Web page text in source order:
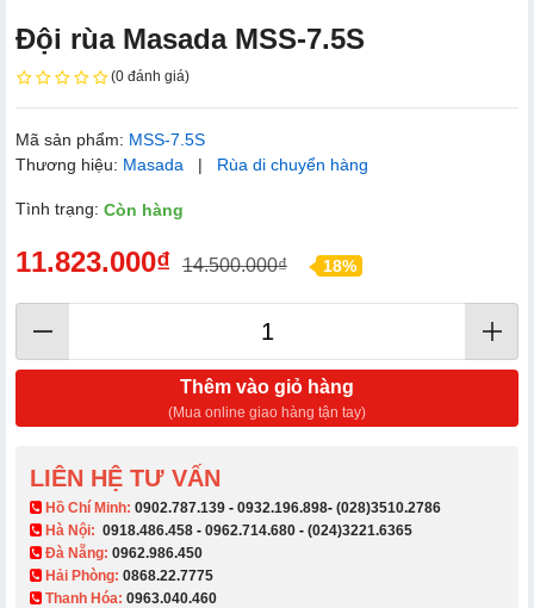
Đội rùa Masada MSS-7.5S
(0 đánh giá)
Mã sản phẩm: MSS-7.5S
Thương hiệu: Masada | Rùa di chuyển hàng
Tình trạng: Còn hàng
11.823.000₫ 14.500.000₫ 18%
Thêm vào giỏ hàng
(Mua online giao hàng tận tay)
LIÊN HỆ TƯ VẤN
​ Hồ Chí Minh: 0902.787.139 - 0932.196.898- (028)3510.2786
Hà Nội: 0918.486.458 - 0962.714.680 - (024)3221.6365
Đà Nẵng: 0962.986.450
Hải Phòng: 0868.22.7775
Thanh Hóa: 0963.040.460